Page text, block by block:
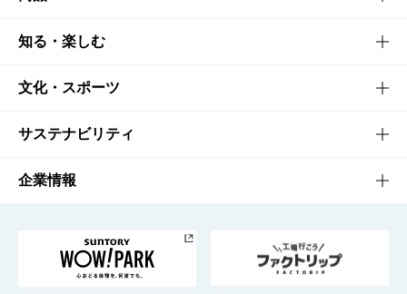
商品TOP
商品一覧
商品発売情報
栄養成分一覧
知る・楽しむ
知る・楽しむTOP
キャンペーン
工場見学
地域情報
文化・スポーツ
文化・スポーツTOP
サントリーホール
サントリーサンバーズ大阪
サステナビリティ
サステナビリティTOP
サントリーが考えるサステナビリティ経営
企業情報
企業概要